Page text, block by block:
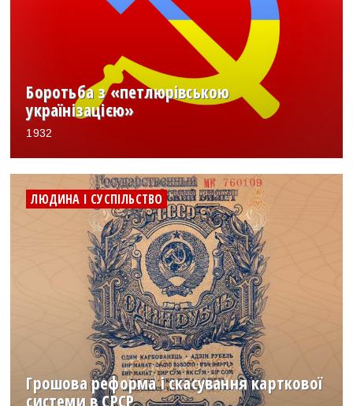
Боротьба з «петлюрівською
українізацією»
1932
ЛЮДИНА І СУСПІЛЬСТВО
Грошова реформа і скасування карткової
системи в СРСР